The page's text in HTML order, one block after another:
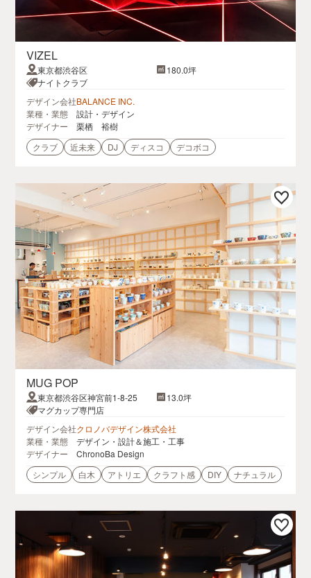
VIZEL
東京都渋谷区
180.0坪
ナイトクラブ
デザイン会社BALANCE INC.
業種・業態
設計・デザイン
デザイナー
栗栖 裕樹
クラブ
近未来 DJ ディスコ デコボコ
MUG POP
東京都渋谷区神宮前1-8-25
13.0坪
マグカップ専門店
デザイン会社クロノバデザイン株式会社
業種・業態
デザイン・設計＆施工・工事
デザイナー
ChronoBa Design
シンプル
白木 アトリエ クラフト感 DIY ナチュラル